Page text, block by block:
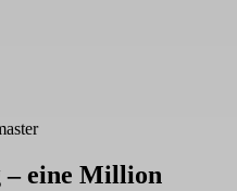
– eine Million